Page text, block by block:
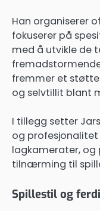
Han organiserer
fokuserer på
med å utvikle de
fremmer et
og selvtillit blant
I tillegg setter
og
lagkamerater, og
tilnærming til
Spillestil og